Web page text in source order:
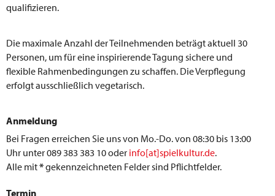
qualifizieren.
Die maximale Anzahl der Teilnehmenden beträgt aktuell 30
Personen, um für eine inspirierende Tagung sichere und
flexible Rahmenbedingungen zu schaffen. Die Verpflegung
erfolgt ausschließlich vegetarisch.
Anmeldung
Bei Fragen erreichen Sie uns von Mo.-Do. von 08:30 bis 13:00
Uhr unter 089 383 383 10 oder info[at]spielkultur.de.
Alle mit*gekennzeichneten Felder sind Pflichtfelder.
Termin